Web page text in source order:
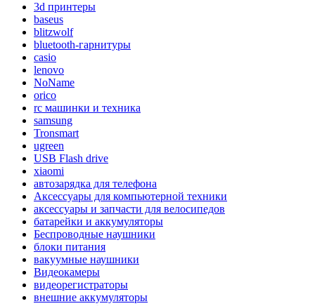
3d принтеры
baseus
blitzwolf
bluetooth-гарнитуры
casio
lenovo
NoName
orico
rc машинки и техника
samsung
Tronsmart
ugreen
USB Flash drive
xiaomi
автозарядка для телефона
Аксессуары для компьютерной техники
аксессуары и запчасти для велосипедов
батарейки и аккумуляторы
Беспроводные наушники
блоки питания
вакуумные наушники
Видеокамеры
видеорегистраторы
внешние аккумуляторы